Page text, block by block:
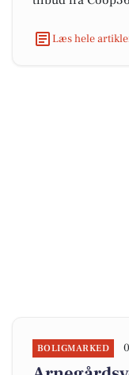
Læs hele
BOLIGMARKED